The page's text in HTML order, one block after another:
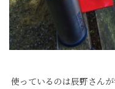
使っているのは辰野さん